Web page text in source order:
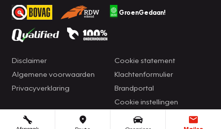
GroenGedaan!
Disclaimer
Algemene voorwaarden
Privacyverklaring
Cookie statement
Klachtenformulier
Brandportal
Cookie instellingen